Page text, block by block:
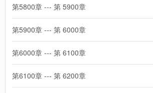
第5800章 --- 第 5900章
第5900章 --- 第 6000章
第6000章 --- 第 6100章
第6100章 --- 第 6200章